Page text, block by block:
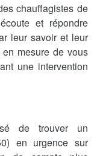
chauffagistes de
et répondre
leur savoir et leur
mesure de vous
une intervention
de trouver un
en urgence sur